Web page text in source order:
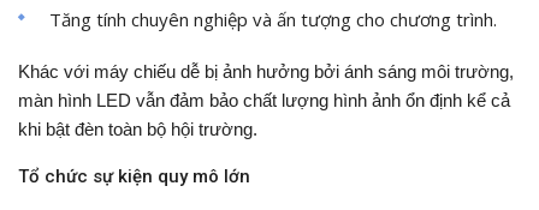
Tăng tính chuyên nghiệp và ấn tượng cho chương trình.
Khác với máy chiếu dễ bị ảnh hưởng bởi ánh sáng môi trường,
màn hình LED vẫn đảm bảo chất lượng hình ảnh ổn định kể cả
khi bật đèn toàn bộ hội trường.
Tổ chức sự kiện quy mô lớn